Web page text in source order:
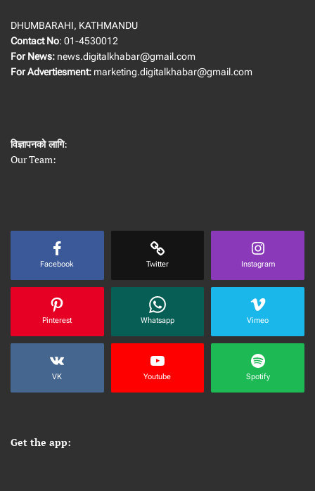
DHUMBARAHI, KATHMANDU
Contact No: 01-4530012
For News: news.digitalkhabar@gmail.com
For Advertiesment: marketing.digitalkhabar@gmail.com
विज्ञापनको लागि:
Our Team:
Facebook Twitter Instagram
Pinterest Whatsapp Vimeo
VK Youtube Spotify
Get the app: